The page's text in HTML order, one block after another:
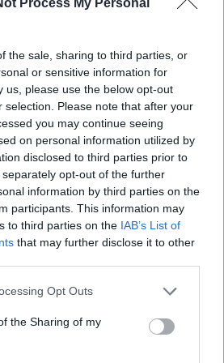
the sale, sharing to third parties, or
or sensitive information for
us, please use the below opt-out
selection. Please note that after your
you may continue seeing
on personal information utilized by
disclosed to third parties prior to
opt-out of the further
information by third parties on the
participants. This information may
to third parties on the IAB’s List of
that may further disclose it to other
app uses one or more Google
usage behaviour. You may click to
Google and its third-party tags to
specified purposes in below Google
Opt Outs
the Sharing of my
υπάρχει η μαστερκαρντ…
Active Member
00:28
Αυτό που κάνει παραλλαγή, σημαδεύει
Τι λέτε τώρα;
τα Leo A2 -Α4 ;
παίρναμε τα δεύτερα ;
μας δίνανε ΑΒ